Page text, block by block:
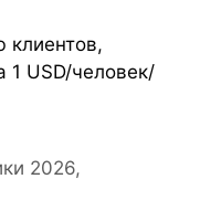
клиентов,
1 USD/человек/
2026,